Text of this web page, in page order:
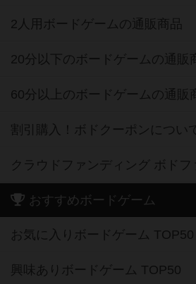
2人用ボードゲームの通販商品
20分以下のボードゲームの通販
60分以上のボードゲームの通販
割引購入！ボドクーポンについ
クラウドファンディング ボドフ
おすすめボードゲーム
お気に入りボードゲーム TOP50
興味ありボードゲーム TOP50